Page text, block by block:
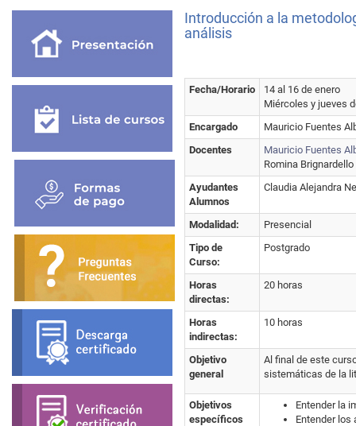
Introducción a la
análisis
Fecha/Horario
14 al 16 de enero
Miércoles y jueves
Encargado
Mauricio Fuentes
Docentes
Mauricio Fuentes
Romina
Ayudantes
Alumnos
Claudia Alejandra
Modalidad:
Presencial
Tipo de
Curso:
Postgrado
Horas
directas:
20 horas
Horas
indirectas:
10 horas
Objetivo
general
Al final de este
sistemáticas de la
Objetivos
específicos
Entender la
Entender